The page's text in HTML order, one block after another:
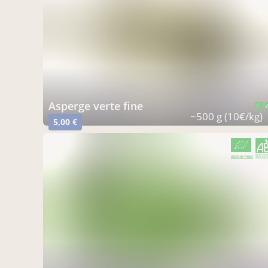
asperge verte fine
5,00 € ~500 g (10€/kg)
CERTIFIÉ PAR FR-BIO-10
AGRICULTURE FRANCE